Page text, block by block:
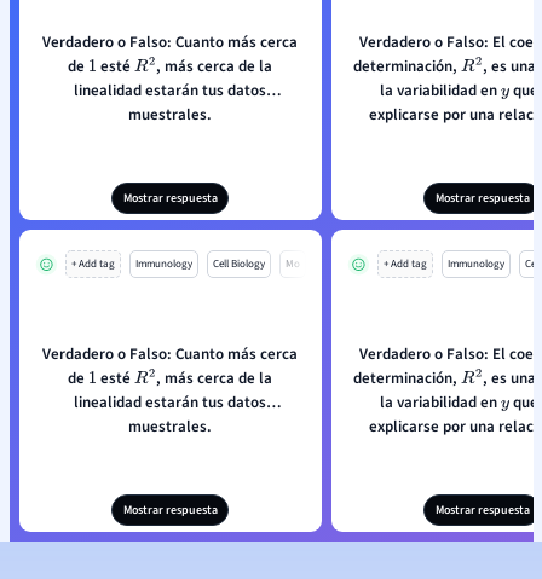
Verdadero o Falso: Cuanto más cerca
de 1 estéR2, más cerca de la
linealidad estarán tus datos
muestrales.
Mostrar respuesta
Verdadero o Falso: El
determinación,R2 , es una
la variabilidad eny que
explicarse por una
Mostrar respuesta
+ Add tag Immunology Cell Biology Mo
Verdadero o Falso: Cuanto más cerca
de 1 estéR2, más cerca de la
linealidad estarán tus datos
muestrales.
Mostrar respuesta
+ Add tag Immunology
Verdadero o Falso: El
determinación,R2 , es una
la variabilidad eny que
explicarse por una
Mostrar respuesta